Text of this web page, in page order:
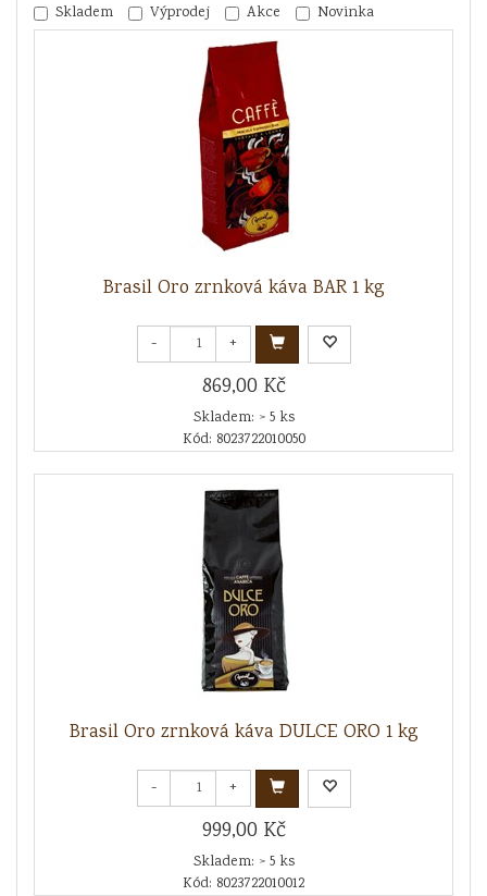
Skladem Výprodej Akce Novinka
Brasil Oro zrnková káva BAR 1 kg
- +
869,00 Kč
Skladem: > 5 ks
Kód: 8023722010050
Brasil Oro zrnková káva DULCE ORO 1 kg
- +
999,00 Kč
Skladem: > 5 ks
Kód: 8023722010012